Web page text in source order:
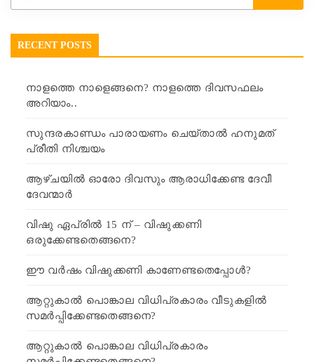
RECENT POSTS
നാളത്തെ നാളെങ്ങനെ? നാളത്തെ ദിവസഫലം
അറിയാം..
സുന്ദരകാണ്ഡം പാരായണം ചെയ്താൽ ഹനുമത്
പ്രീതി നിശ്ചയം
ആഴ്ചയിൽ ഓരോ ദിവസും ആരാധിക്കേണ്ട ദേവീ
ദേവന്മാർ
വിഷു ഏപ്രിൽ 15 ന് – വിഷുക്കണി
ഒരുക്കേണ്ടതെങ്ങനെ?
ഈ വർഷം വിഷുക്കണി കാണേണ്ടതെപ്പോൾ?
ആറ്റുകാൽ പൊങ്കാല വിധിപ്രകാരം വീടുകളിൽ
സമർപ്പിക്കേണ്ടതെങ്ങനെ?
ആറ്റുകാൽ പൊങ്കാല വിധിപ്രകാരം